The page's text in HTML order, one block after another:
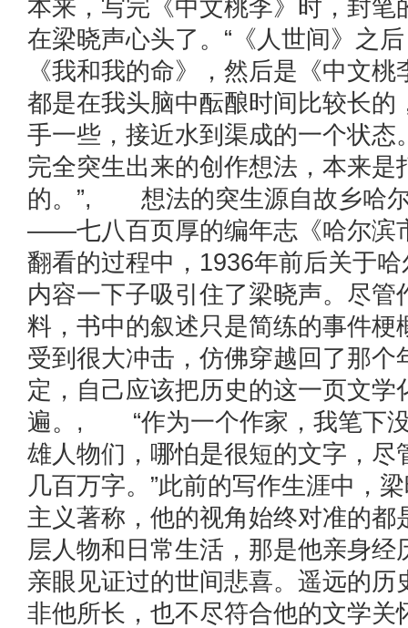
本来，写完《中文桃李》时，封笔
在梁晓声心头了。“《人世间》之
《我和我的命》，然后是《中文
都是在我头脑中酝酿时间比较长的
手一些，接近水到渠成的一个状态
完全突生出来的创作想法，本来是
的。”, 想法的突生源自故乡哈
——七八百页厚的编年志《哈尔滨
翻看的过程中，1936年前后关于
内容一下子吸引住了梁晓声。尽管
料，书中的叙述只是简练的事件梗
受到很大冲击，仿佛穿越回了那个
定，自己应该把历史的这一页文学
遍。, “作为一个作家，我笔下
雄人物们，哪怕是很短的文字，尽
几百万字。”此前的写作生涯中，
主义著称，他的视角始终对准的都
层人物和日常生活，那是他亲身经
亲眼见证过的世间悲喜。遥远的历
非他所长，也不尽符合他的文学关